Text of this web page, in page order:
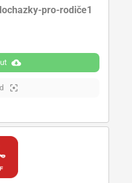
pro-rodiče1